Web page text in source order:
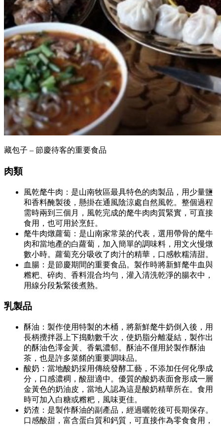
藏包子 – 節慶待客的重要食品
肉類
風乾氂牛肉：是山南牧區最具特色的肉製品，用少量鹽
和香料醃製後，懸掛在通風陰涼處自然風乾。整個過程
需時兩到三個月，風乾完成的氂牛肉肉質緊實，可直接
食用，也可用於烹飪。
氂牛肉燉蘿蔔：是山南家常菜的代表，選用帶骨的氂牛
肉和當地產的白蘿蔔，加入簡單的調味料，用文火慢燉
數小時。蘿蔔充分吸收了肉汁的精華，口感軟糯清甜。
血腸：是節慶期間的重要食品。製作時將新鮮氂牛血與
糌粑、碎肉、香料混合均勻，灌入清洗乾淨的腸衣中，
用線分段紮緊後煮熟。
乳製品
酥油：製作使用特製的木桶，將新鮮氂牛奶倒入後，用
長柄攪拌器上下搗動數千次，使奶脂分離凝結，製作出
的酥油色澤金黃、香氣濃郁。酥油不僅用於製作酥油
茶，也是許多菜餚的重要調味品。
酸奶：當地酸奶採用傳統發酵工藝，不添加任何化學成
分，口感濃稠，酸甜適中。優質的酸奶表面會形成一層
金黃色的奶油皮，當地人認為這是酸奶精華所在。食用
時可加入白糖或糌粑，風味更佳。
奶渣：是製作酥油的副產品，經過曬乾後可長期保存。
口感酸甜，富含蛋白質和鈣質，可直接作為零食食用，